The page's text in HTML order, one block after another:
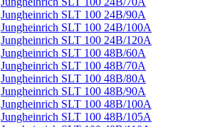
Jungheinrich SLT 100 24B/90A
Jungheinrich SLT 100 24B/100A
Jungheinrich SLT 100 24B/120A
Jungheinrich SLT 100 48B/60A
Jungheinrich SLT 100 48B/70A
Jungheinrich SLT 100 48B/80A
Jungheinrich SLT 100 48B/90A
Jungheinrich SLT 100 48B/100A
Jungheinrich SLT 100 48B/105A